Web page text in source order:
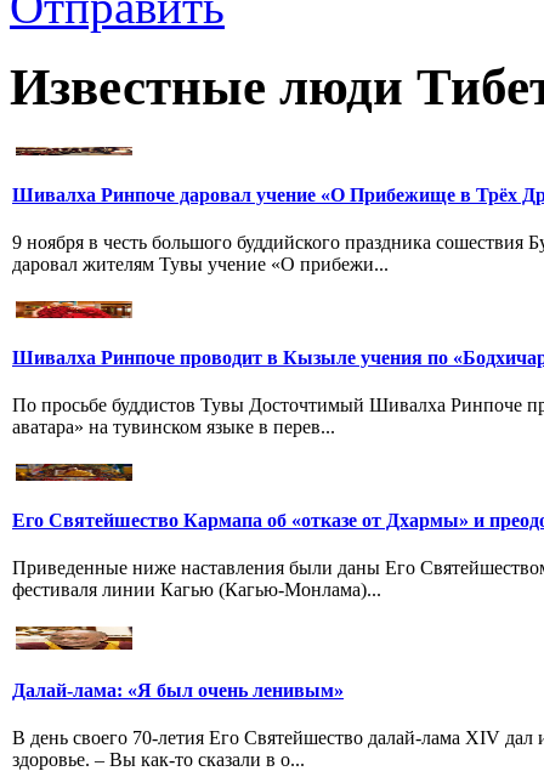
Известные люди
Шивалха Ринпоче даровал учение «О Прибежище в Трёх
9 ноября в честь большого буддийского праздника
даровал жителям Тувы учение «О прибежи...
Шивалха Ринпоче проводит в Кызыле учения по
По просьбе буддистов Тувы Досточтимый Шивалха Ринпоче
аватара» на тувинском языке в перев...
Его Святейшество Кармапа об «отказе от Дхармы» и
Приведенные ниже наставления были даны Его
фестиваля линии Кагью (Кагью-Монлама)...
Далай-лама: «Я был очень ленивым»
В день своего 70-летия Его Святейшество далай-лама XIV
здоровье. – Вы как-то сказали в о...